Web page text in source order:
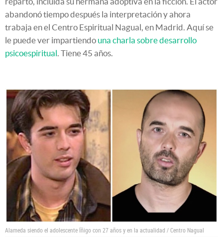
abandonó tiempo después la interpretación y ahora
trabaja en el Centro Espiritual Nagual, en Madrid. Aquí se
le puede ver impartiendo una charla sobre desarrollo
psicoespiritual. Tiene 45 años.
Alameda siendo el adolescente Íñigo con 27 años y en la actualidad / Centro Nagual